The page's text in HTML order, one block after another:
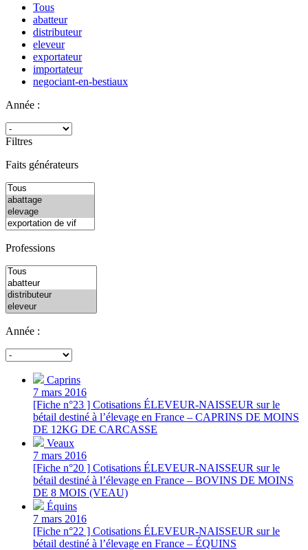
Tous
abatteur
distributeur
eleveur
exportateur
importateur
negociant-en-bestiaux
Année :
Filtres
Faits générateurs
Professions
Année :
Caprins
7 mars 2016
[Fiche n°23 ] Cotisations ÉLEVEUR-NAISSEUR sur le
bétail destiné à l’élevage en France – CAPRINS DE MOINS
DE 12KG DE CARCASSE
Veaux
7 mars 2016
[Fiche n°20 ] Cotisations ÉLEVEUR-NAISSEUR sur le
bétail destiné à l’élevage en France – BOVINS DE MOINS
DE 8 MOIS (VEAU)
Équins
7 mars 2016
[Fiche n°22 ] Cotisations ÉLEVEUR-NAISSEUR sur le
bétail destiné à l’élevage en France – ÉQUINS